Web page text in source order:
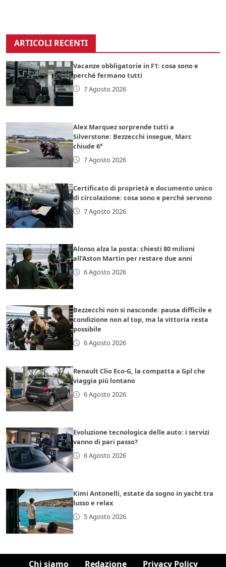
ARTICOLI RECENTI
Vacanze obbligatorie in F1: cosa sono e
perché fermano tutti
7 Agosto 2026
Alex Marquez sorprende tutti a
Silverstone: Bezzecchi insegue, Marc
chiude 6°
7 Agosto 2026
Certificato di proprietà e documento unico
di circolazione: cosa sono e perché servono
7 Agosto 2026
Alonso alza la posta: chiesti 80 milioni
all’Aston Martin per restare due anni
6 Agosto 2026
Bezzecchi non si nasconde: pausa difficile e
condizione non al top, ma la vittoria resta
possibile
6 Agosto 2026
Renault Clio Eco-G, la compatta a Gpl che
viaggia più lontano
6 Agosto 2026
Evoluzione tecnologica delle auto: i servizi
vanno di pari passo?
6 Agosto 2026
Kimi Antonelli, estate da sogno in yacht tra
lusso e relax
5 Agosto 2026
Chi siamo Redazione Privacy Policy